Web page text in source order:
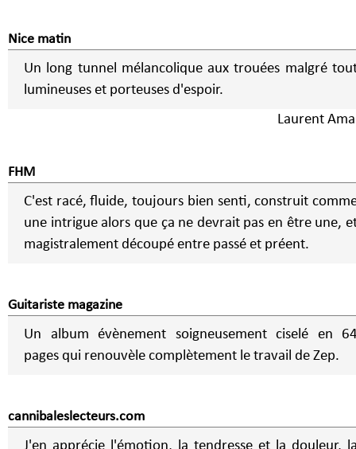
Nice matin
Un long tunnel mélancolique aux trouées malgré
lumineuses et porteuses d'espoir.
Laurent
FHM
C'est racé, fluide, toujours bien senti, construit
une intrigue alors que ça ne devrait pas en être une,
magistralement découpé entre passé et préent.
Guitariste magazine
Un album évènement soigneusement ciselé en
pages qui renouvèle complètement le travail de Zep.
cannibaleslecteurs.com
J'en apprécie l'émotion, la tendresse et la douleur,